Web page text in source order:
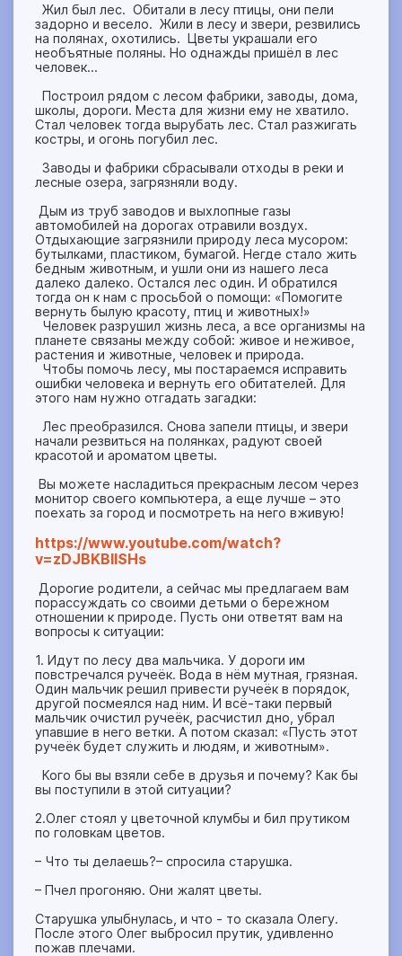
Жил был лес. Обитали в лесу птицы, они пели
задорно и весело. Жили в лесу и звери, резвились
на полянах, охотились. Цветы украшали его
необъятные поляны. Но однажды пришёл в лес
человек...
Построил рядом с лесом фабрики, заводы, дома,
школы, дороги. Места для жизни ему не хватило.
Стал человек тогда вырубать лес. Стал разжигать
костры, и огонь погубил лес.
Заводы и фабрики сбрасывали отходы в реки и
лесные озера, загрязняли воду.
Дым из труб заводов и выхлопные газы
автомобилей на дорогах отравили воздух.
Отдыхающие загрязнили природу леса мусором:
бутылками, пластиком, бумагой. Негде стало жить
бедным животным, и ушли они из нашего леса
далеко далеко. Остался лес один. И обратился
тогда он к нам с просьбой о помощи: «Помогите
вернуть былую красоту, птиц и животных!»
Человек разрушил жизнь леса, а все организмы на
планете связаны между собой: живое и неживое,
растения и животные, человек и природа.
Чтобы помочь лесу, мы постараемся исправить
ошибки человека и вернуть его обитателей. Для
этого нам нужно отгадать загадки:
Лес преобразился. Снова запели птицы, и звери
начали резвиться на полянках, радуют своей
красотой и ароматом цветы.
Вы можете насладиться прекрасным лесом через
монитор своего компьютера, а еще лучше – это
поехать за город и посмотреть на него вживую!
https://www.youtube.com/watch?
v=zDJBKBIISHs
Дорогие родители, а сейчас мы предлагаем вам
порассуждать со своими детьми о бережном
отношении к природе. Пусть они ответят вам на
вопросы к ситуации:
1. Идут по лесу два мальчика. У дороги им
повстречался ручеёк. Вода в нём мутная, грязная.
Один мальчик решил привести ручеёк в порядок,
другой посмеялся над ним. И всё-таки первый
мальчик очистил ручеёк, расчистил дно, убрал
упавшие в него ветки. А потом сказал: «Пусть этот
ручеёк будет служить и людям, и животным».
Кого бы вы взяли себе в друзья и почему? Как бы
вы поступили в этой ситуации?
2.Олег стоял у цветочной клумбы и бил прутиком
по головкам цветов.
– Что ты делаешь?– спросила старушка.
– Пчел прогоняю. Они жалят цветы.
Старушка улыбнулась, и что - то сказала Олегу.
После этого Олег выбросил прутик, удивленно
пожав плечами.